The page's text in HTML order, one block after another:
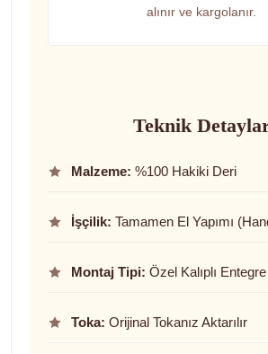
alınır ve kargolanır.
Teknik
Malzeme: %100 Hakiki Deri
İşçilik: Tamamen El Yapımı
Montaj Tipi: Özel Kalıplı
Toka: Orijinal Tokanız Aktarılır